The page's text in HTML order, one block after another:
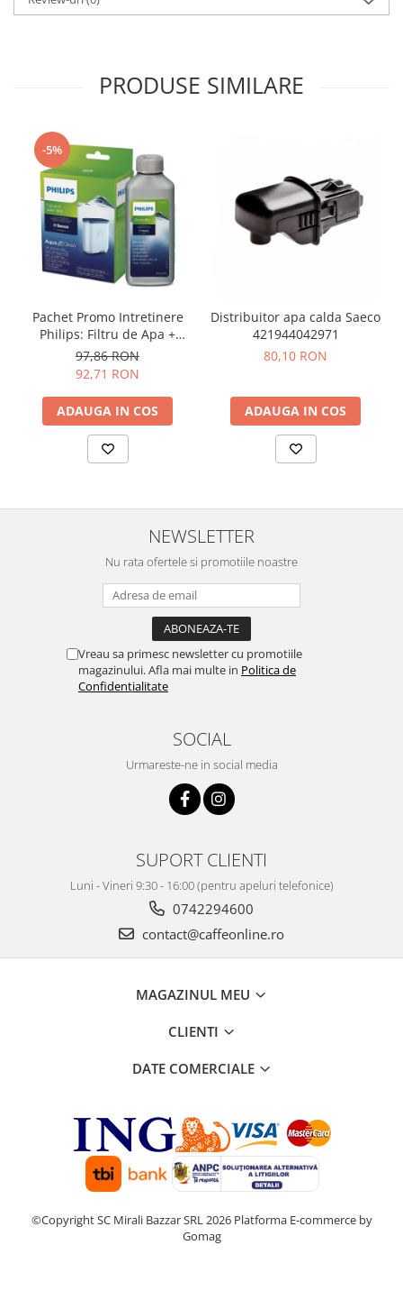
PRODUSE SIMILARE
-5%
Pachet Promo Intretinere
Philips: Filtru de Apa +
Decalcifiant 250ml
97,86 RON
92,71 RON
ADAUGA IN COS
Distribuitor apa calda Saeco
421944042971
80,10 RON
ADAUGA IN COS
NEWSLETTER
Nu rata ofertele si promotiile noastre
Vreau sa primesc newsletter cu promotiile
magazinului. Afla mai multe in Politica de
Confidentialitate
SOCIAL
Urmareste-ne in social media
SUPORT CLIENTI
Luni - Vineri 9:30 - 16:00 (pentru apeluri telefonice)
0742294600
contact@caffeonline.ro
MAGAZINUL MEU
CLIENTI
DATE COMERCIALE
©Copyright SC Mirali Bazzar SRL 2026 Platforma E-commerce by
Gomag